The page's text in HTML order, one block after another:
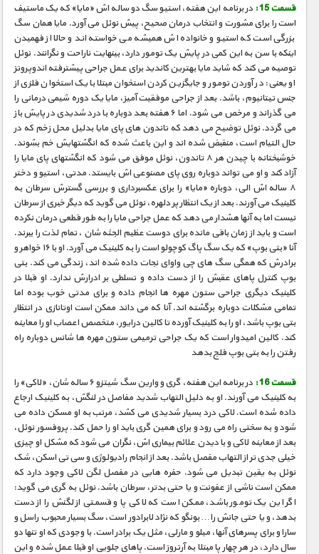
قسمت 15 :
در برنامه این هفته، استیو سگ دو ساله اش «مایا» که یک ماستیف
است را برای مشورت و انتخاب درمان صحیح، پیش نوئل می آورد. مایا همان سگ
بزرگی است که استیو و خانواده اش همیشه می خواسته اند و حالا از فهمیدن
اینکه با سن به این کمی در پایش یک تومور دارد، بینهایت ناراحت و نگرانند. نوئل
توصیه می کند که شاید مایا بهترین کاندید برای عمل جراحی پیشترفته اندوپروتز
او یعنی: در آوردن تومور و جایگزین کردن استخوان مبتلا با یک استخوان فلزی از
جنس تیتانیوم، باشد. بعد از جراحی موفقیت آمیز، مایا یک دوره شیمی درمانی را
می گذراند و مرخص می شود. اما ۶ هفته بعد دوباره با درد شدیدی در پایش باز
می گردد. نوئل توضیح می دهد که تاندون های پای مایا بدلیل محل زخم که در
حال التیام است، منقبض شده اند و این باعث شده که انگشتهایش خم بشوند.
خوشبختانه با چیدن هر ۸ تاندون، نوئل موفق می شود که انگشتهای پای مایا را
آزاد کند و او می تواند دوباره روی پای مصنوعی اش بایستد. مدتی، استیو و دختر
۸ ساله اش الی، دوباره «مایا» را برای عکسبرداری و بررسی گسترش سرطان به
کلینیک می آورند. بعد از یک انتظار پر دلهره، نوئل می گوید که دیگر خبری از سرطان
نیست اما به آنها هشدار می دهد که عمل جراحی مایا را به طور قطعی درمان نکرده
است و باید از زمان باقی مانده برای دوست عظیم الجثه شان ، تمام لذت را ببرند.
آنا «بتی بوپ» که یک سگ پاگ کوچولو است را به کلینیک می آورد. او با ۱۶ خواهر و
برادرش که همگی سگ های چی واوای نجات داده شده اند، زندگی می کند. بتی
بوپ کنترل پاهای عقبش را از دست داده و تسلطی بر ادرارش ندارد. او قبلا در
کلینیک دیگری جراحی ستون مهره ها انجام داده و برای مدتی خوب بوده اما
تمامی مشکلات دوباره برگشته اند. آنا که می داند ممکن است اوتانازی در انتظار
بتی بوپ باشد، او را به کلینیک آورده تا کالین درایور، متخصص اعصاب او را معاینه
کند. کالین امیدوار است که یک جراحی ترمیمی ستون مهره ها شانس دوباره راه
رفتن را به بتی بوپ فلج بدهد
قسمت 16 :
در برنامه این هفته، گری و وارین سگ شیتزو ۶ ساله شان، «لاکی» را
به کلینیک می آورند. او به دلیل التهاب شدید مفاصل در لنگش، به کلینیک ارجاع
داده شده است. لاکی درد بسیار شدیدی می کشد، مرتب به او مسکن داده می
شود و به سختی راه می رود و برای همین گری باید او را حمل کند. پروفسور نوئل،
بعد از معاینه لاکی و با دیدن علائم بیماری اش، نگران می شود که مشکل او چیزی
خیلی جدی تر از التهاب مفصل باشد. بعد از انجام رادیولوژی و سی تی اسکن، شک
نوئل به یقین تبدیل می شود. حفره هایی در مفصل لگن لاکی وجود دارد که
ممکن است ناشی از عفونت و یا حتی بدتر، سرطان باشد. نوئل به گری می گوید:
اگر این یک تومور باشد، ممکن است که لاکی پا و قسمتی از لگنش را از دست
بدهد، و یا حتی جانش را… بونگو که نژاد لابرادور است، سگ بسیار محبوب راسل و
سارا و برای پسرهای آنها، میلو و مارلی، مثل یک برادر است. با وجودی که او تنها دو
سال دارد، در هر چهار پا مبتلا به آرتروز است. پاهای جلویی او قبلا عمل شده و این